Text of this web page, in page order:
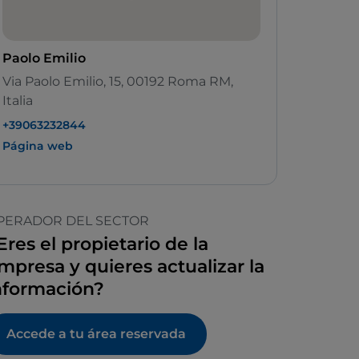
Paolo Emilio
Via Paolo Emilio, 15, 00192 Roma RM,
Italia
+39063232844
Página web
DEL SECTOR
el propietario de la
y quieres actualizar la
Accede a tu área reservada